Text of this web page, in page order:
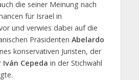
die seiner Meinung nach
für Israel in
und verwies dabei auf die
Präsidenten Abelardo
konservativen Juristen, der
Iván Cepeda in der Stichwahl